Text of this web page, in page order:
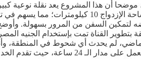
أن هذا المشروع يعد نقلة نوعية
في تصريحات تليفزيونية أن مشروع إزدواج القناة
السفن من المرور بسهولة. وأوضح
المشروعات المتعلقة بتطوير القناة تمت
العائد الدولاري من القناة.